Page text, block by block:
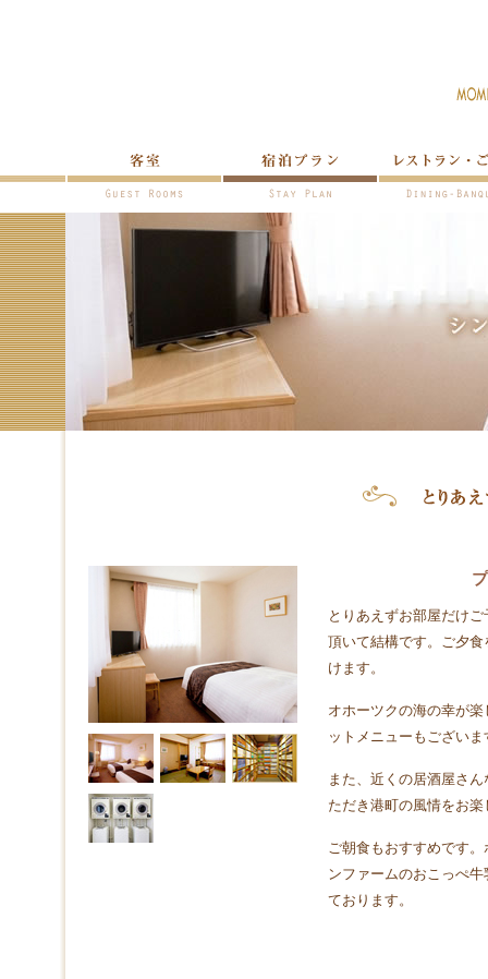
とりあえずお部屋だけ
頂いて結構です。ご夕
けます。
オホーツクの海の幸が
ットメニューもござい
また、近くの居酒屋さ
ただき港町の風情をお
ご朝食もおすすめです
ンファームのおこっぺ
ております。